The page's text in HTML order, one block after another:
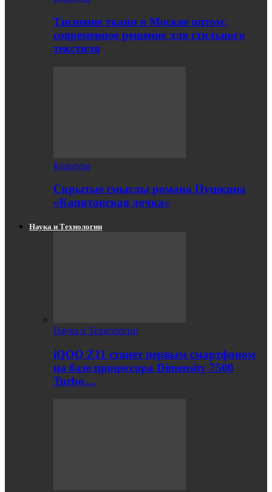
Тиснение ткани в Москве оптом:
современное решение для стильного
текстиля
Культура
Скрытые смыслы романа Пушкина
«Капитанская дочка»
Наука и Технологии
Наука и Технологии
iQOO Z11 станет первым смартфоном
на базе процессора Dimensity 7500
Turbo…